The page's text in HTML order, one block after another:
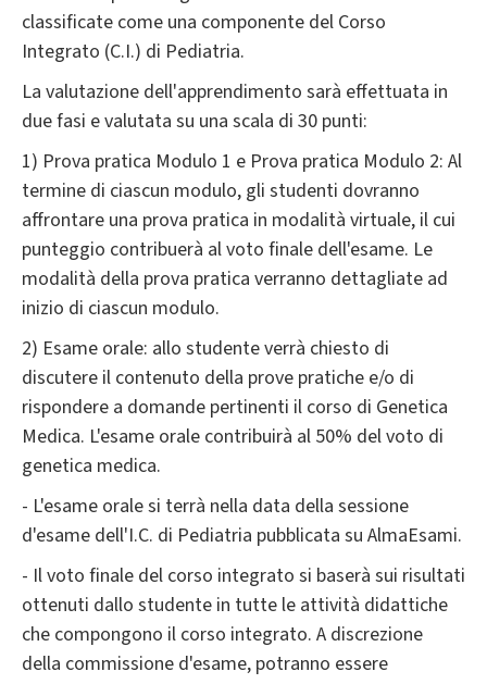
classificate come una componente del Corso
Integrato (C.I.) di Pediatria.
La valutazione dell'apprendimento sarà effettuata in
due fasi e valutata su una scala di 30 punti:
1) Prova pratica Modulo 1 e Prova pratica Modulo 2: Al
termine di ciascun modulo, gli studenti dovranno
affrontare una prova pratica in modalità virtuale, il cui
punteggio contribuerà al voto finale dell'esame. Le
modalità della prova pratica verranno dettagliate ad
inizio di ciascun modulo.
2) Esame orale: allo studente verrà chiesto di
discutere il contenuto della prove pratiche e/o di
rispondere a domande pertinenti il corso di Genetica
Medica. L'esame orale contribuirà al 50% del voto di
genetica medica.
- L'esame orale si terrà nella data della sessione
d'esame dell'I.C. di Pediatria pubblicata su AlmaEsami.
- Il voto finale del corso integrato si baserà sui risultati
ottenuti dallo studente in tutte le attività didattiche
che compongono il corso integrato. A discrezione
della commissione d'esame, potranno essere